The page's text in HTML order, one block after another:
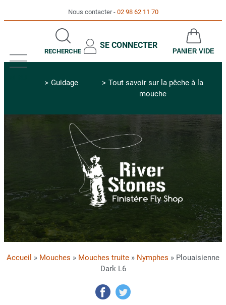
Nous contacter 02 98 62 11 70
RECHERCHE
SE CONNECTER
PANIER VIDE
Guidage
Tout savoir sur la pêche à la
mouche
Accueil » Mouches » Mouches truite » Nymphes » Plouaisienne
Dark L6